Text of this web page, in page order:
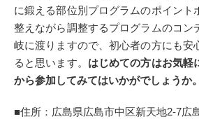
に鍛える部位別プログラムのポイント
整えながら調整するプログラムのコン
岐に渡りますので、初心者の方にも安
ると思います。 はじめての方はお気軽
から参加してみてはいかがでしょうか。
■住所：広島県広島市中区新天地2-7広